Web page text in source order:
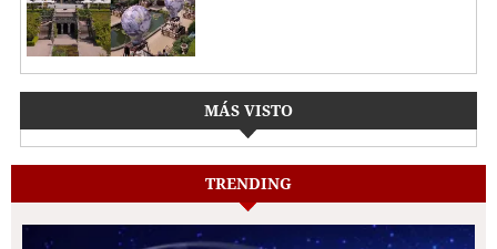
MÁS VISTO
TRENDING